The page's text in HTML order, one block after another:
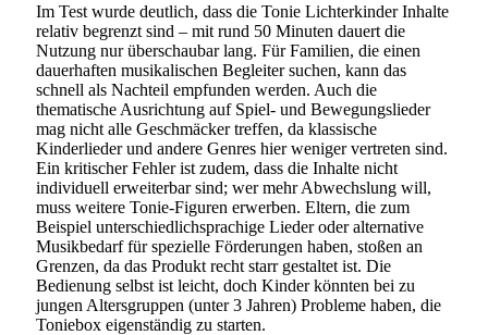
Im Test wurde deutlich, dass die Tonie Lichterkinder Inhalte
relativ begrenzt sind – mit rund 50 Minuten dauert die
Nutzung nur überschaubar lang. Für Familien, die einen
dauerhaften musikalischen Begleiter suchen, kann das
schnell als Nachteil empfunden werden. Auch die
thematische Ausrichtung auf Spiel- und Bewegungslieder
mag nicht alle Geschmäcker treffen, da klassische
Kinderlieder und andere Genres hier weniger vertreten sind.
Ein kritischer Fehler ist zudem, dass die Inhalte nicht
individuell erweiterbar sind; wer mehr Abwechslung will,
muss weitere Tonie-Figuren erwerben. Eltern, die zum
Beispiel unterschiedlichsprachige Lieder oder alternative
Musikbedarf für spezielle Förderungen haben, stoßen an
Grenzen, da das Produkt recht starr gestaltet ist. Die
Bedienung selbst ist leicht, doch Kinder könnten bei zu
jungen Altersgruppen (unter 3 Jahren) Probleme haben, die
Toniebox eigenständig zu starten.